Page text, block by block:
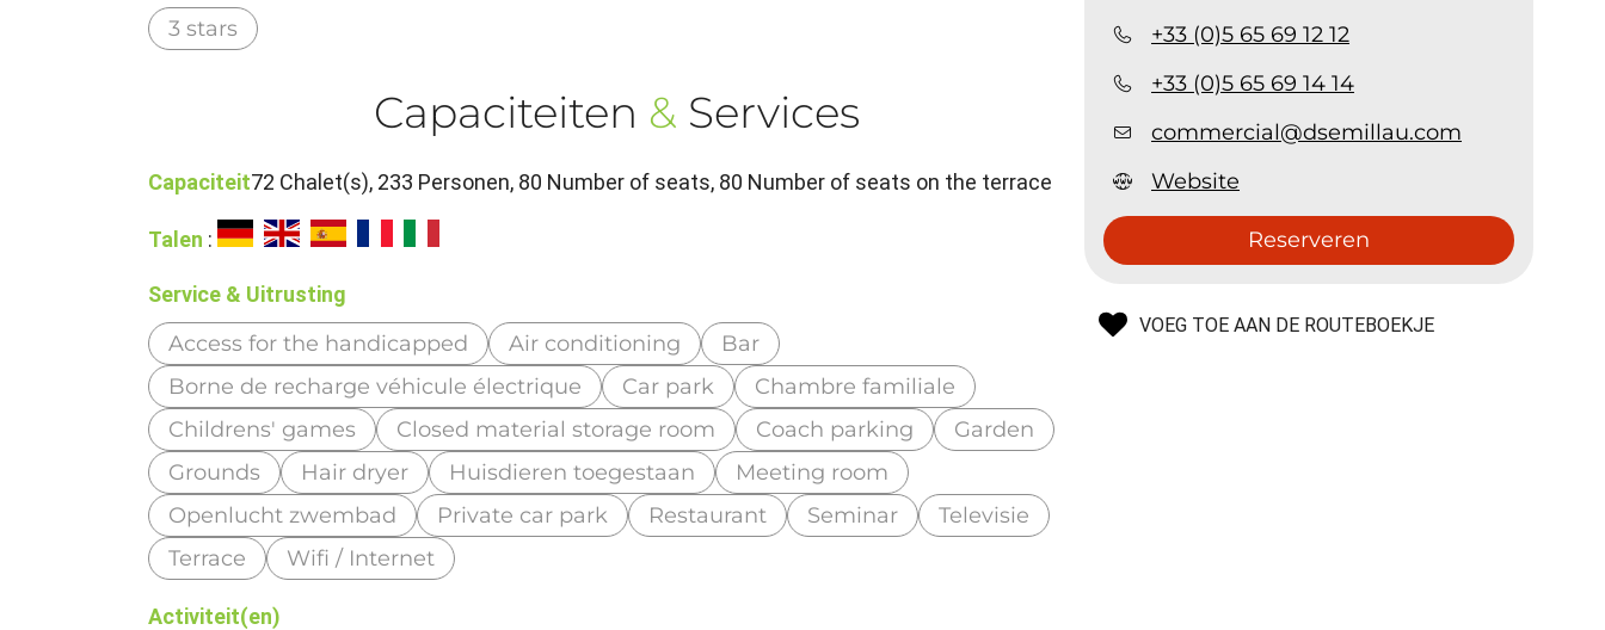
+33 (0)5 65 69 12 12
+33 (0)5 65 69 14 14
commercial@dsemillau.com
Website
Reserveren
VOEG TOE AAN DE ROUTEBOEKJE
3 stars
Capaciteiten & Services
Capaciteit72 Chalet(s), 233 Personen, 80 Number of seats, 80 Number of seats on the terrace
Talen :
Service & Uitrusting
Access for the handicapped Air conditioning
Bar
Borne de recharge véhicule électrique
Car park
Chambre familiale
Childrens' games
Closed material storage room Coach parking
Garden
Grounds
Hair dryer Huisdieren toegestaan
Meeting room
Openlucht zwembad
Private car park Restaurant Seminar
Televisie
Terrace
Wifi / Internet
Activiteit(en)